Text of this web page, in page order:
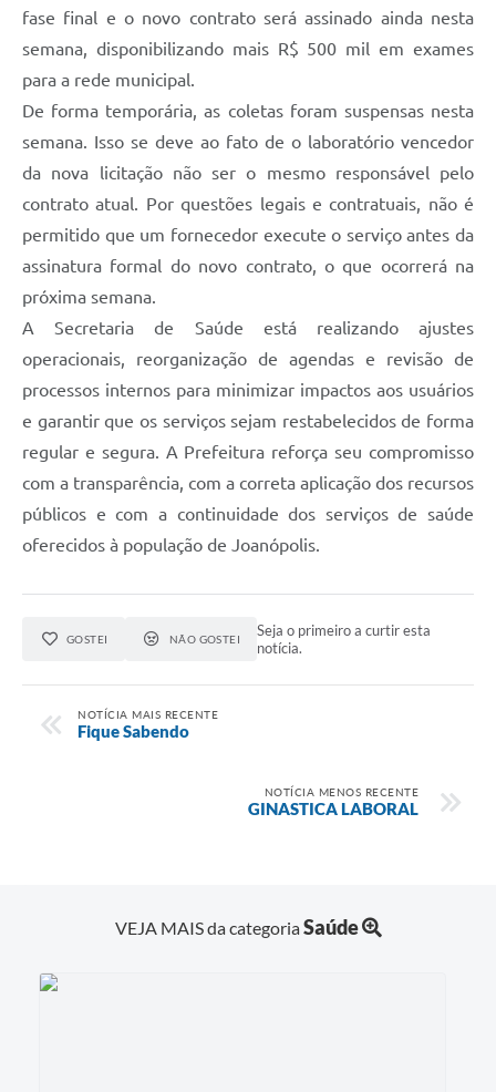
fase final e o novo contrato será assinado ainda nesta
semana, disponibilizando mais R$ 500 mil em exames
para a rede municipal.
De forma temporária, as coletas foram suspensas nesta
semana. Isso se deve ao fato de o laboratório vencedor
da nova licitação não ser o mesmo responsável pelo
contrato atual. Por questões legais e contratuais, não é
permitido que um fornecedor execute o serviço antes da
assinatura formal do novo contrato, o que ocorrerá na
próxima semana.
A Secretaria de Saúde está realizando ajustes
operacionais, reorganização de agendas e revisão de
processos internos para minimizar impactos aos usuários
e garantir que os serviços sejam restabelecidos de forma
regular e segura. A Prefeitura reforça seu compromisso
com a transparência, com a correta aplicação dos recursos
públicos e com a continuidade dos serviços de saúde
oferecidos à população de Joanópolis.
GOSTEI NÃO GOSTEI
Seja o primeiro a curtir esta
notícia.
NOTÍCIA MAIS RECENTE
Fique Sabendo
NOTÍCIA MENOS RECENTE
GINASTICA LABORAL
VEJA MAIS da categoriaSaúde